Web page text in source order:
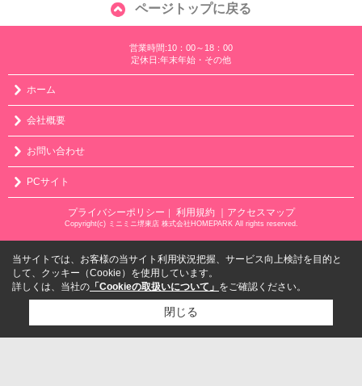
ページトップに戻る
営業時間:10：00～18：00
定休日:年末年始・その他
ホーム
会社概要
お問い合わせ
PCサイト
プライバシーポリシー ｜ 利用規約 ｜アクセスマップ
Copyright(c) ミニミニ堺東店 株式会社HOMEPARK All rights reserved.
当サイトでは、お客様の当サイト利用状況把握、サービス向上検討を目的と
して、クッキー（Cookie）を使用しています。
詳しくは、当社の 「Cookieの取扱いについて」 をご確認ください。
閉じる